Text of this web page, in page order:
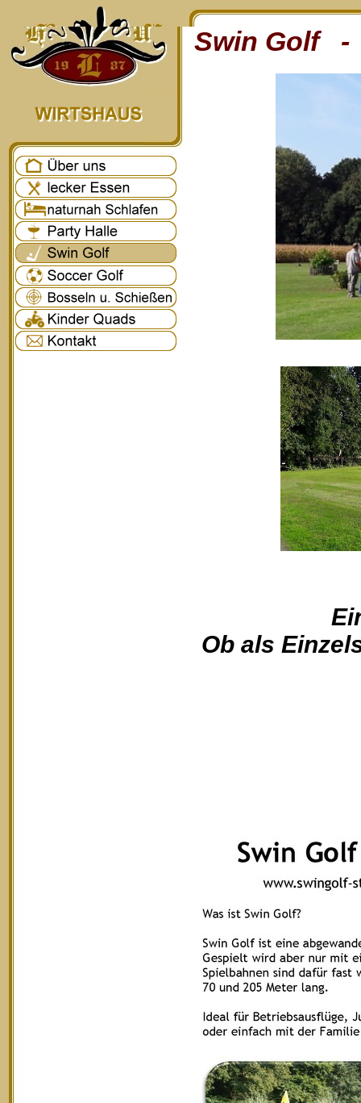
Swin Golf -
Ob als